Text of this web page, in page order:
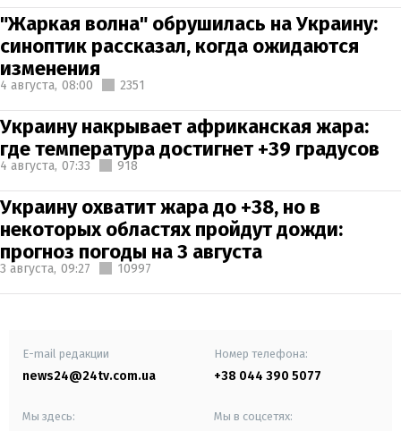
"Жаркая волна" обрушилась на Украину:
синоптик рассказал, когда ожидаются
изменения
4 августа, 08:00 2351
Украину накрывает африканская жара:
где температура достигнет +39 градусов
4 августа, 07:33 918
Украину охватит жара до +38, но в
некоторых областях пройдут дожди:
прогноз погоды на 3 августа
3 августа, 09:27 10997
E-mail редакции
news24@24tv.com.ua
Номер телефона:
+38 044 390 5077
Мы здесь: Мы в соцсетях: